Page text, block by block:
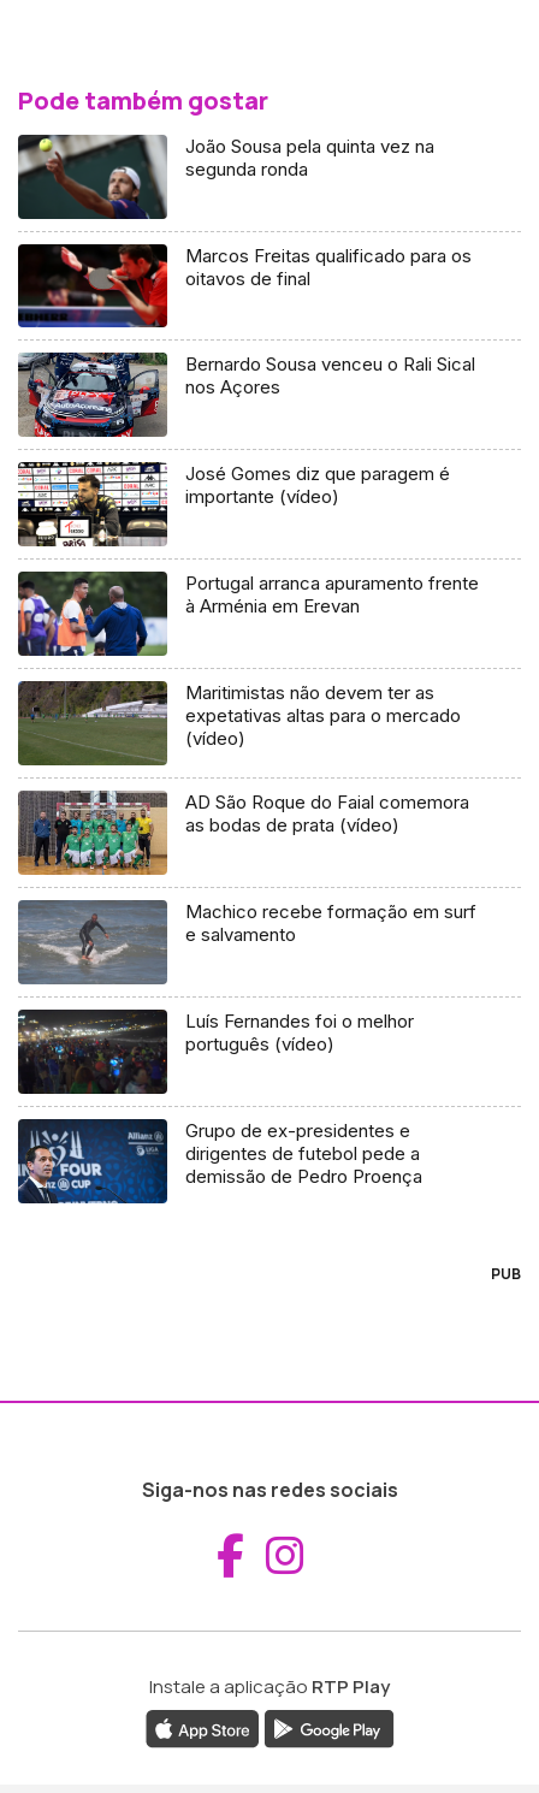
Pode também gostar
João Sousa pela quinta vez na
segunda ronda
Marcos Freitas qualificado para os
oitavos de final
Bernardo Sousa venceu o Rali Sical
nos Açores
José Gomes diz que paragem é
importante (vídeo)
Portugal arranca apuramento frente
à Arménia em Erevan
Maritimistas não devem ter as
expetativas altas para o mercado
(vídeo)
AD São Roque do Faial comemora
as bodas de prata (vídeo)
Machico recebe formação em surf
e salvamento
Luís Fernandes foi o melhor
português (vídeo)
Grupo de ex-presidentes e
dirigentes de futebol pede a
demissão de Pedro Proença
PUB
Siga-nos nas redes sociais
Aceder ao
Instale a aplicação RTP Play